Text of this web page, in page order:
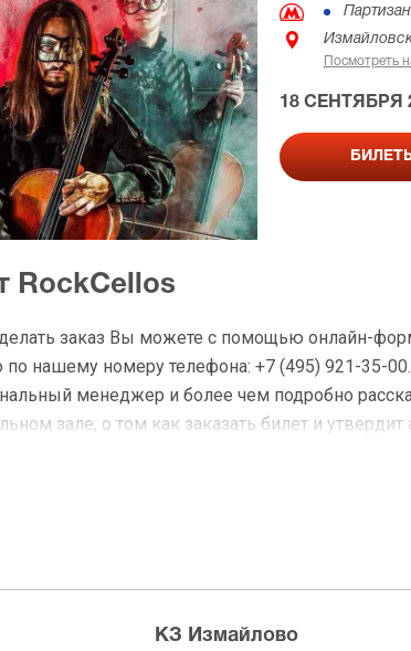
Посмотреть
18 СЕНТЯБРЯ
RockCellos
заказ Вы можете с помощью онлайн-
нашему номеру телефона: +7 (495) 921-35-
менеджер и более чем подробно
зале, о том как заказать билет и утвердит
по Москве в течение не более 2-х часов.
МКАД возле метро или в пешей доступности.
КЗ Измайлово